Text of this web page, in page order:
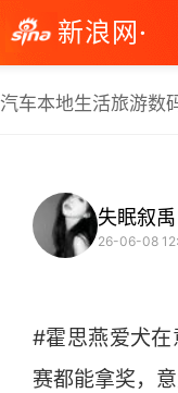
新浪网·
汽车本地生活旅游数
失眠叙禹
26-06-08
#霍思燕爱犬
赛都能拿奖，